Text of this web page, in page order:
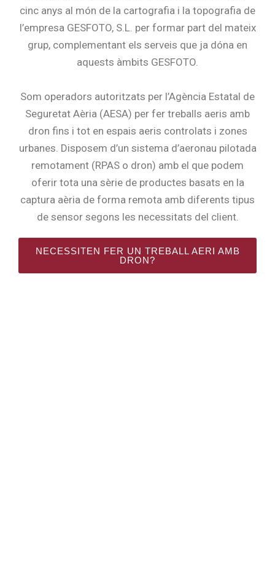
cinc anys al món de la cartografia i la topografia de
l’empresa GESFOTO, S.L. per formar part del mateix
grup, complementant els serveis que ja dóna en
aquests àmbits GESFOTO.
Som operadors autoritzats per l’Agència Estatal de
Seguretat Aèria (AESA) per fer treballs aeris amb
dron fins i tot en espais aeris controlats i zones
urbanes. Disposem d’un sistema d’aeronau pilotada
remotament (RPAS o dron) amb el que podem
oferir tota una sèrie de productes basats en la
captura aèria de forma remota amb diferents tipus
de sensor segons les necessitats del client.
NECESSITEN FER UN TREBALL AERI AMB
DRON?